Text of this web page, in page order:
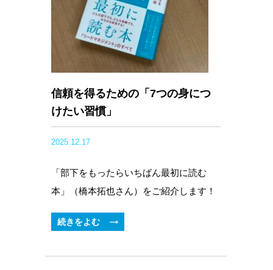
信頼を得るための「7つの身につ
けたい習慣」
2025.12.17
「部下をもったらいちばん最初に読む
本」（橋本拓也さん）をご紹介します！
続きをよむ